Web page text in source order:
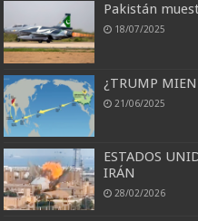
Pakistán
18/07/2025
¿TRUMP
21/06/2025
ESTADOS
IRÁN
28/02/2026